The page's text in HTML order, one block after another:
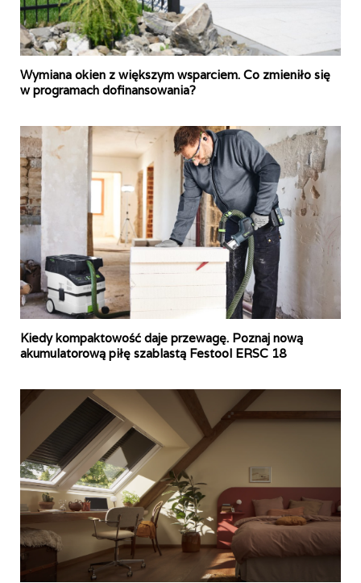
Wymiana okien z większym wsparciem. Co zmieniło się
w programach dofinansowania?
Kiedy kompaktowość daje przewagę. Poznaj nową
akumulatorową piłę szablastą Festool ERSC 18